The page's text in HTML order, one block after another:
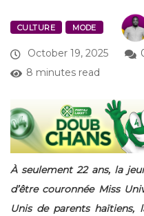
CULTURE MODE
October 19, 2025
8 minutes read
À seulement 22 ans, la
d’être couronnée Miss
Unis de parents haïtiens,